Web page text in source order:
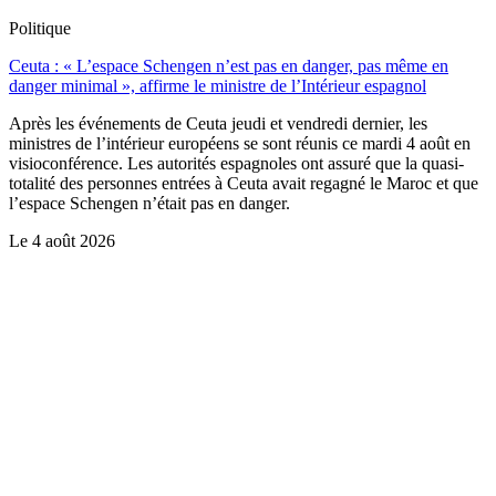
Politique
Ceuta : « L’espace Schengen n’est pas en danger, pas même en
danger minimal », affirme le ministre de l’Intérieur espagnol
Après les événements de Ceuta jeudi et vendredi dernier, les
ministres de l’intérieur européens se sont réunis ce mardi 4 août en
visioconférence. Les autorités espagnoles ont assuré que la quasi-
totalité des personnes entrées à Ceuta avait regagné le Maroc et que
l’espace Schengen n’était pas en danger.
Le 4 août 2026